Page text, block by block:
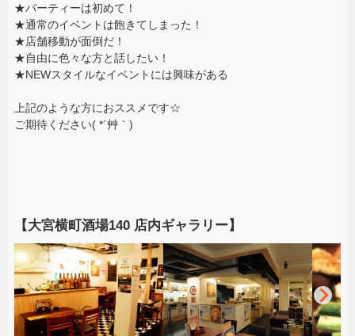
★パーティーは初めて！
★通常のイベントは飽きてしまった！
★店舗移動が面倒だ！
★自由に色々な方と話したい！
★NEWスタイルなイベントには興味がある
上記のような方におススメです☆
ご期待ください( *´艸｀)
【大宮横町酒場140 店内ギャラリー】